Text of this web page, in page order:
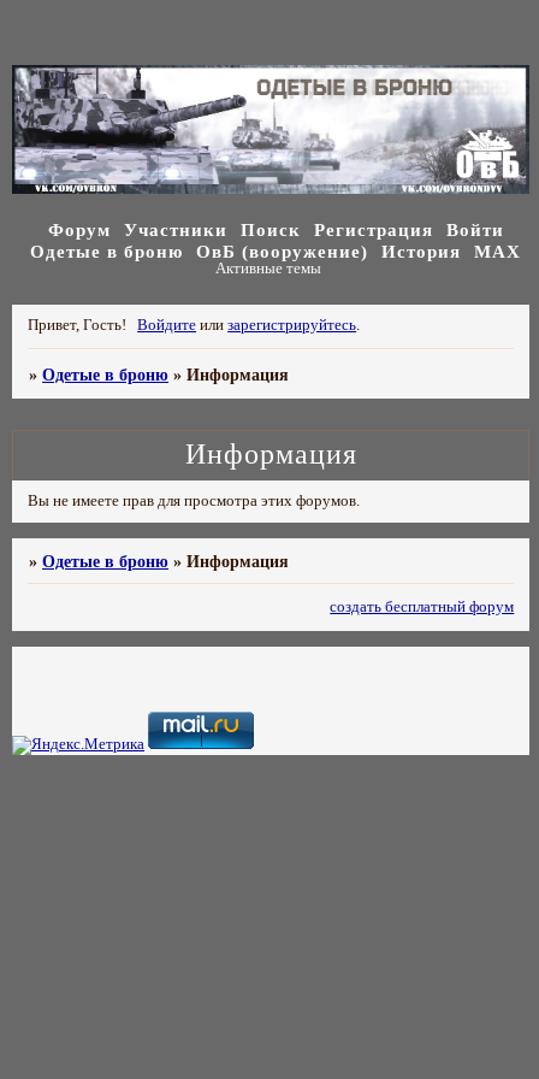
Форум Участники Поиск Регистрация
Войти
Одетые в броню
ОвБ (вооружение) История МАХ
Активные темы
Привет, Гость! Войдите илизарегистрируйтесь.
»Одетые в броню »Информация
Информация
Вы не имеете прав для просмотра этих форумов.
»Одетые в броню »Информация
создать бесплатный форум